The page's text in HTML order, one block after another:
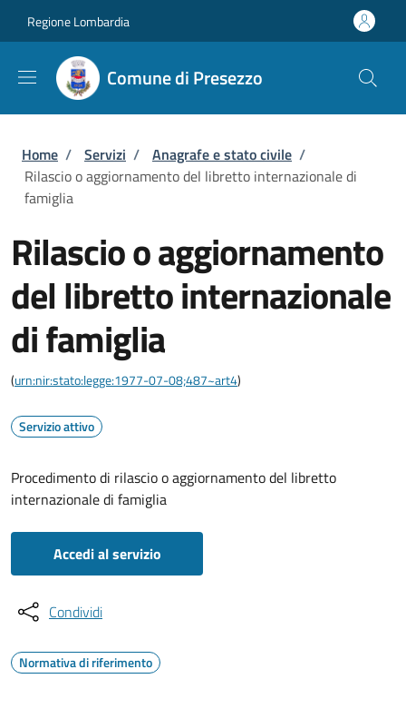
Regione Lombardia
Comune di Presezzo
Briciole di pane
Home / Servizi / Anagrafe e stato civile /
Rilascio o aggiornamento del libretto internazionale di
famiglia
Rilascio o aggiornamento
del libretto internazionale
di famiglia
(urn:nir:stato:legge:1977-07-08;487~art4)
Servizio attivo
Procedimento di rilascio o aggiornamento del libretto
internazionale di famiglia
Accedi al servizio
Condividi
Normativa di riferimento